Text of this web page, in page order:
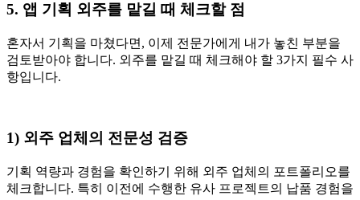
5. 앱 기획 외주를 맡길 때 체크할 점
혼자서 기획을 마쳤다면, 이제 전문가에게 내가 놓친 부분을
검토받아야 합니다. 외주를 맡길 때 체크해야 할 3가지 필수 사
항입니다.
1) 외주 업체의 전문성 검증
기획 역량과 경험을 확인하기 위해 외주 업체의 포트폴리오를
체크합니다. 특히 이전에 수행한 유사 프로젝트의 납품 경험을